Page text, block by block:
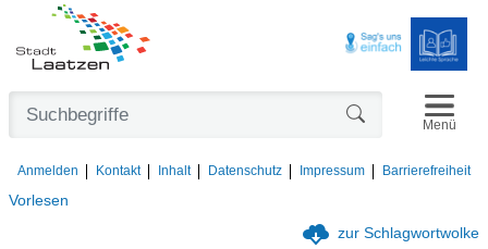
Vorlesen
Anmelden Kontakt Inhalt Datenschutz Impressum Barrierefreiheit
Menü
zur Schlagwortwolke